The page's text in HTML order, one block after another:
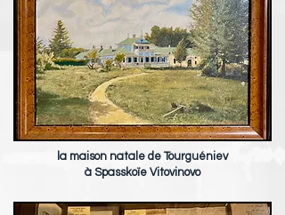
la maison natale de Tourguéniev
à Spasskoïe Vitovinovo